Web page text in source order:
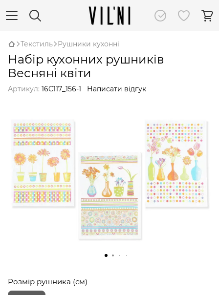
Текстиль Рушники кухонні
Набір кухонних рушників
Весняні квіти
Артикул: 16C117_156-1 Написати відгук
Розмір рушника (см)